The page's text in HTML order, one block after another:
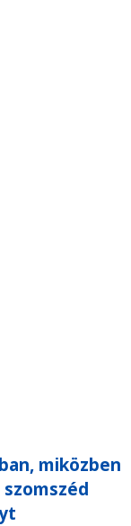
miközben